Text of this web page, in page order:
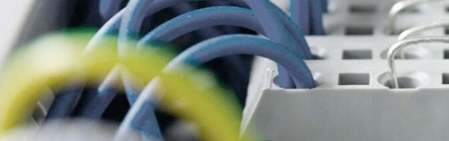
Wellhead Solutions
Komponenten für Gasmotoren Unsere